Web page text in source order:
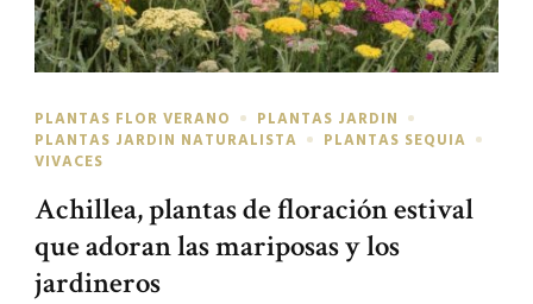
PLANTAS FLOR VERANO
PLANTAS JARDIN
PLANTAS JARDIN NATURALISTA
PLANTAS SEQUIA
VIVACES
Achillea, plantas de floración estival
que adoran las mariposas y los
jardineros